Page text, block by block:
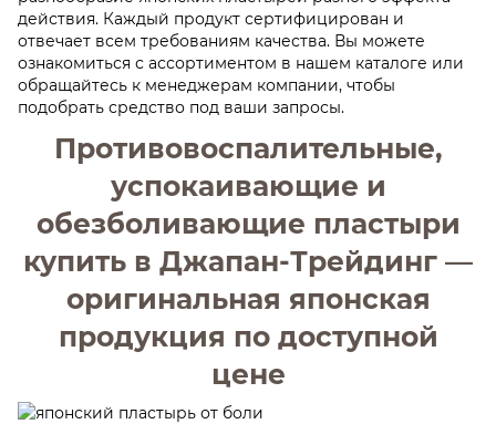
действия. Каждый продукт сертифицирован и
отвечает всем требованиям качества. Вы можете
ознакомиться с ассортиментом в нашем каталоге или
обращайтесь к менеджерам компании, чтобы
подобрать средство под ваши запросы.
Противовоспалительные,
успокаивающие и
обезболивающие пластыри
купить в Джапан-Трейдинг —
оригинальная японская
продукция по доступной
цене